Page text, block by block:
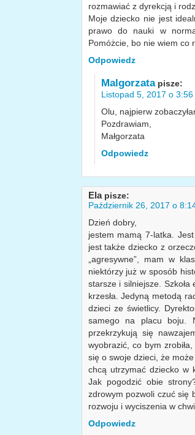
rozmawiać z dyrekcją i
Moje dziecko nie jest
prawo do nauki w
Pomóżcie, bo nie wiem co
Odpowiedz
Malgorzata pisze:
Listopad 5, 2017 o 3:56
Olu, najpierw
Pozdrawiam,
Małgorzata
Odpowiedz
Ela pisze:
Październik 26, 2017 o
Dzień dobry,
jestem mamą 7-latka.
jest także dziecko z
„agresywne”, mam w
niektórzy już w sposób
starsze i silniejsze.
krzesła. Jedyną metodą
dzieci ze świetlicy.
samego na placu boju.
przekrzykują się
wyobrazić, co bym
się o swoje dzieci, że
chcą utrzymać dziecko w
Jak pogodzić obie
zdrowym pozwoli czuć się
rozwoju i wyciszenia w
Odpowiedz